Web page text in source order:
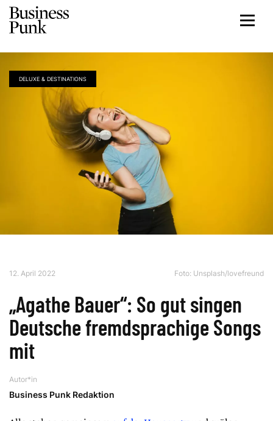
DELUXE & DESTINATIONS
12. April 2022 Foto: Unsplash/lovefreund
„Agathe Bauer“: So gut singen
Deutsche fremdsprachige Songs
mit
Autor*in
Business Punk Redaktion